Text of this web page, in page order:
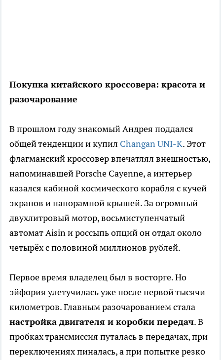
Покупка китайского кроссовера: красота и
разочарование
В прошлом году знакомый Андрея поддался
общей тенденции и купил Changan UNI-K. Этот
флагманский кроссовер впечатлял внешностью,
напоминавшей Porsche Cayenne, а интерьер
казался кабиной космического корабля с кучей
экранов и панорамной крышей. За огромный
двухлитровый мотор, восьмиступенчатый
автомат Aisin и россыпь опций он отдал около
четырёх с половиной миллионов рублей.
Первое время владелец был в восторге. Но
эйфория улетучилась уже после первой тысячи
километров. Главным разочарованием стала
настройка двигателя и коробки передач. В
пробках трансмиссия путалась в передачах, при
переключениях пиналась, а при попытке резко